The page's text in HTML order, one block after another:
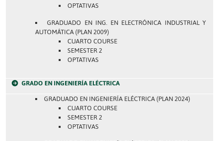
OPTATIVAS
GRADUADO EN ING. EN ELECTRÓNICA INDUSTRIAL Y
AUTOMÁTICA (PLAN 2009)
CUARTO COURSE
SEMESTER 2
OPTATIVAS
GRADO EN INGENIERÍA ELÉCTRICA
GRADUADO EN INGENIERÍA ELÉCTRICA (PLAN 2024)
CUARTO COURSE
SEMESTER 2
OPTATIVAS